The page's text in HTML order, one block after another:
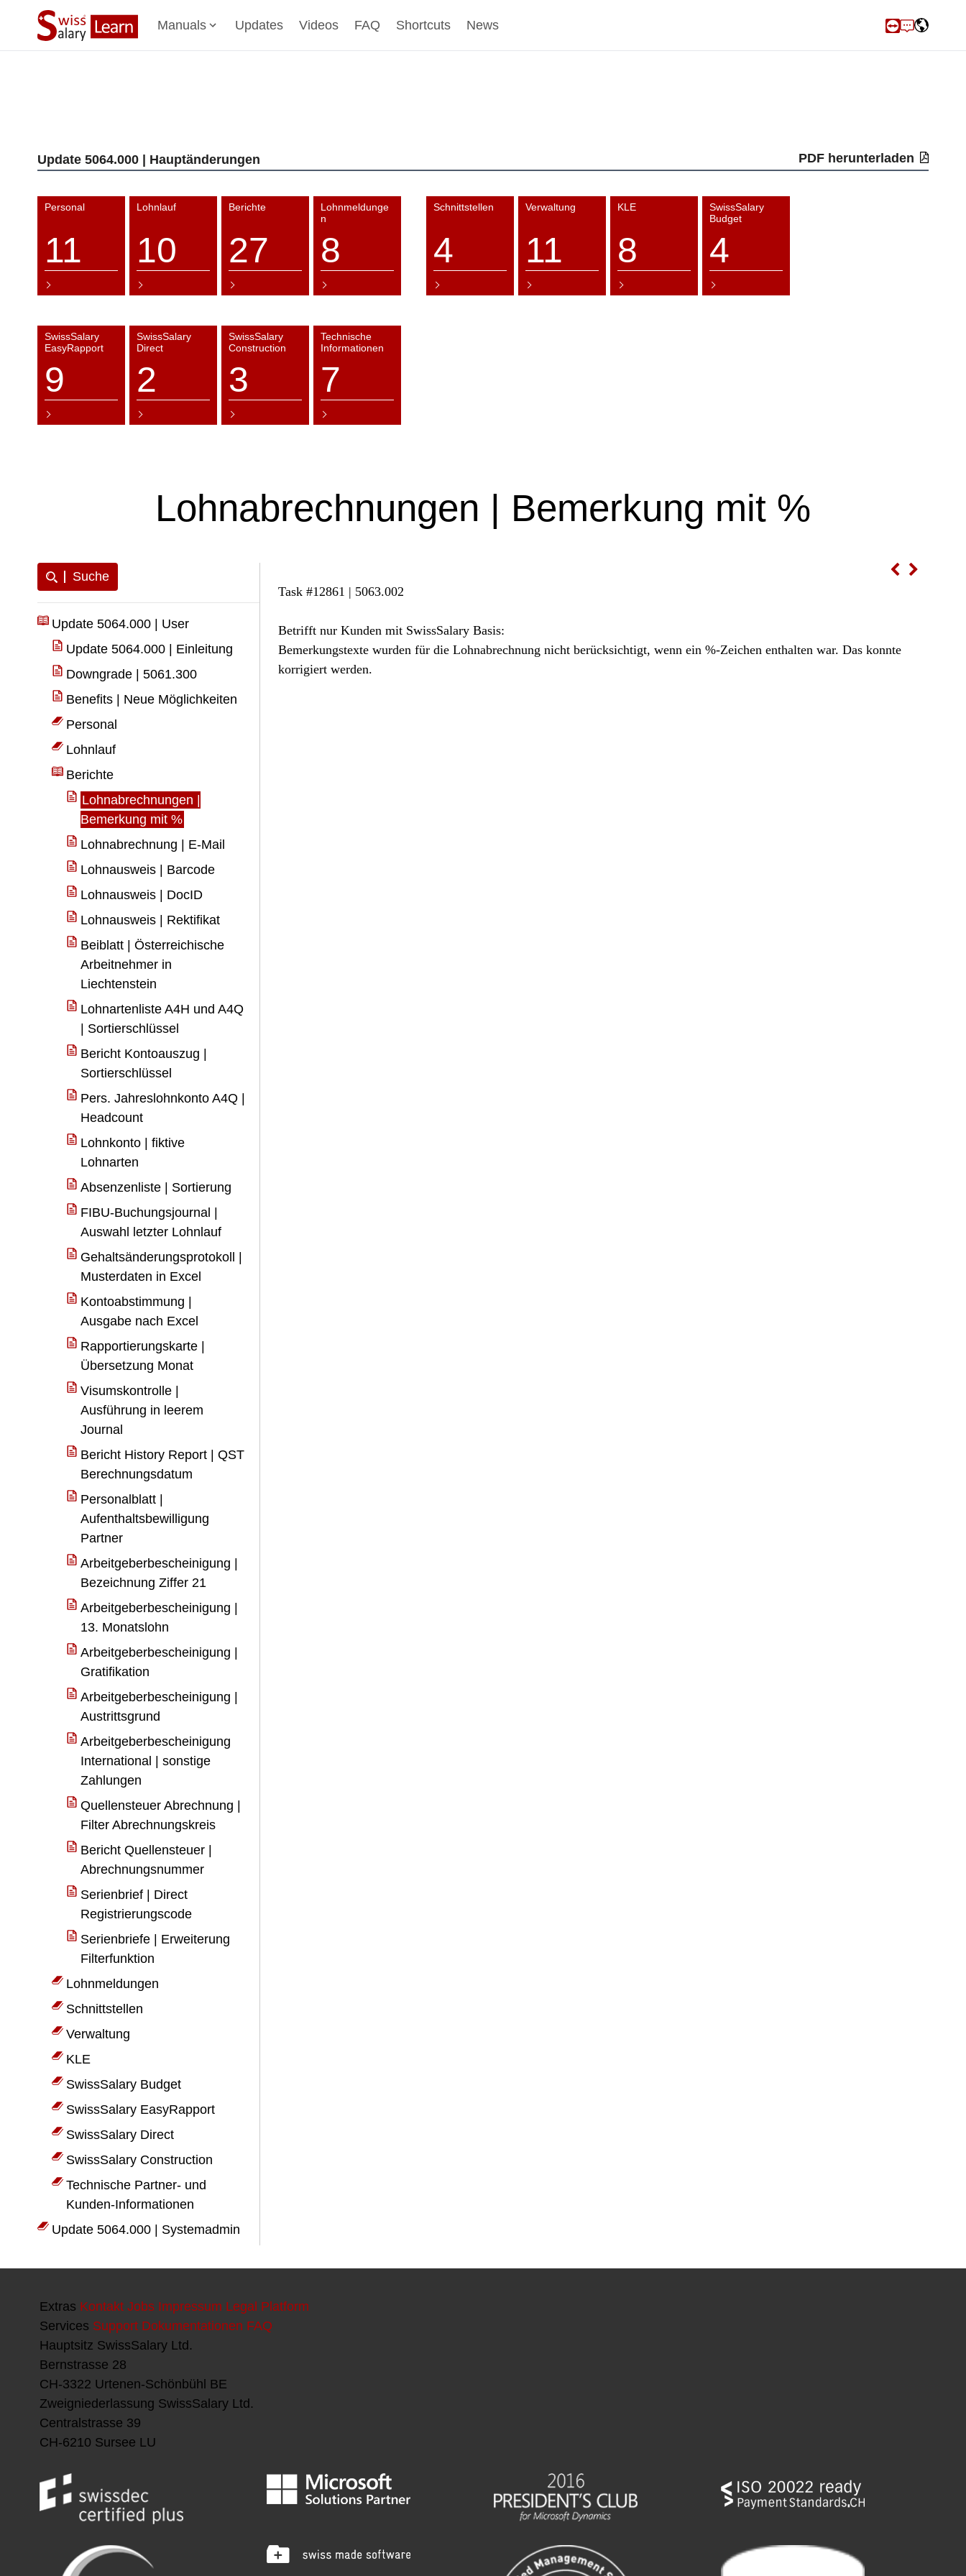
Manuals Updates Videos FAQ Shortcuts News
Update 5064.000 | Hauptänderungen PDF herunterladen
Personal
11
Lohnlauf
10
Berichte
27
Lohnmeldunge
n
8
Schnittstellen
4
Verwaltung
11
KLE
8
SwissSalary
Budget
4
SwissSalary
EasyRapport
9
SwissSalary
Direct
2
SwissSalary
Construction
3
Technische
Informationen
7
Lohnabrechnungen | Bemerkung mit %
Extras Kontakt Jobs Impressum Legal Platform
Services Support Dokumentationen FAQ
Hauptsitz SwissSalary Ltd.
Bernstrasse 28
CH-3322 Urtenen-Schönbühl BE
Zweigniederlassung SwissSalary Ltd.
Centralstrasse 39
CH-6210 Sursee LU